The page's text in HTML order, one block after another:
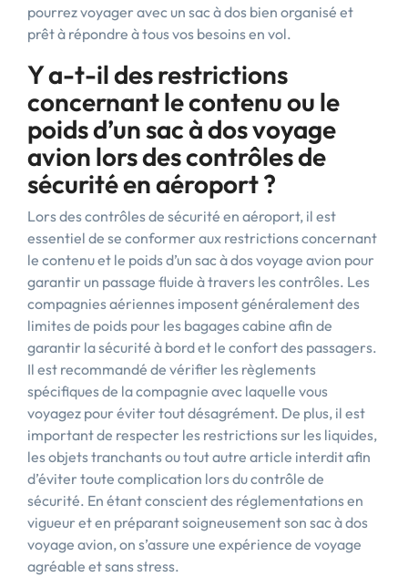
pourrez voyager avec un sac à dos bien organisé et
prêt à répondre à tous vos besoins en vol.
Y a-t-il des restrictions
concernant le contenu ou le
poids d’un sac à dos voyage
avion lors des contrôles de
sécurité en aéroport ?
Lors des contrôles de sécurité en aéroport, il est
essentiel de se conformer aux restrictions concernant
le contenu et le poids d’un sac à dos voyage avion pour
garantir un passage fluide à travers les contrôles. Les
compagnies aériennes imposent généralement des
limites de poids pour les bagages cabine afin de
garantir la sécurité à bord et le confort des passagers.
Il est recommandé de vérifier les règlements
spécifiques de la compagnie avec laquelle vous
voyagez pour éviter tout désagrément. De plus, il est
important de respecter les restrictions sur les liquides,
les objets tranchants ou tout autre article interdit afin
d’éviter toute complication lors du contrôle de
sécurité. En étant conscient des réglementations en
vigueur et en préparant soigneusement son sac à dos
voyage avion, on s’assure une expérience de voyage
agréable et sans stress.